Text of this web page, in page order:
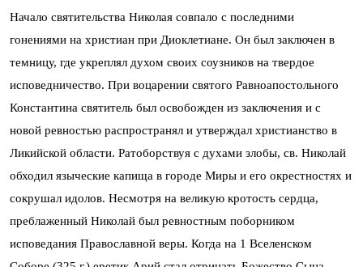
Начало святительства Николая совпало с последними
гонениями на христиан при Диоклетиане. Он был заключен в
темницу, где укреплял духом своих соузников на твердое
исповедничество. При воцарении святого Равноапостольного
Константина святитель был освобожден из заключения и с
новой ревностью распространял и утверждал христианство в
Ликийской области. Ратоборствуя с духами злобы, св. Николай
обходил языческие капища в городе Миры и его окрестностях и
сокрушал идолов. Несмотря на великую кротость сердца,
преблаженный Николай был ревностным поборником
исповедания Православной веры. Когда на 1 Вселенском